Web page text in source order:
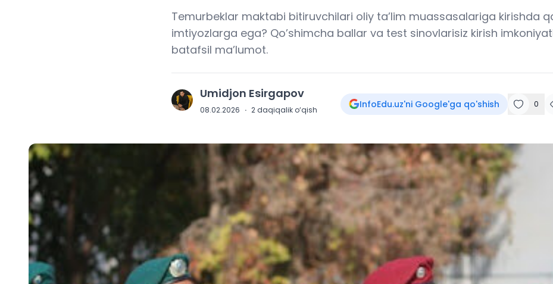
Temurbeklar maktabi bitiruvchilari oliy ta’lim muassasalariga kirishda
imtiyozlarga ega? Qo’shimcha ballar va test sinovlarisiz kirish
batafsil ma’lumot.
U Umidjon Esirgapov
08.02.2026 · 2 daqiqalik o‘qish InfoEdu.uz'ni Google'ga qo'shish 0